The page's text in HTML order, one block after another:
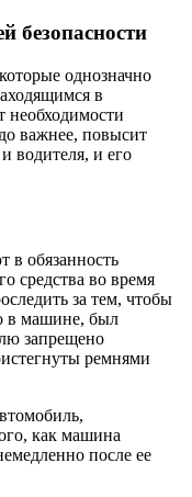
безопасности
однозначно
в
необходимости
важнее, повысит
водителя, и его
в обязанность
средства во время
за тем, чтобы
в машине, был
запрещено
ремнями
как машина
после ее